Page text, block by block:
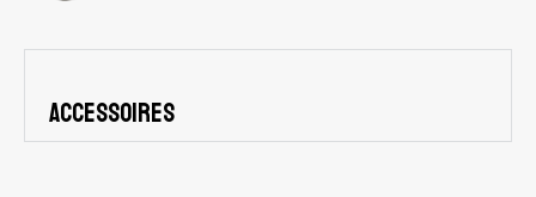
accessoires